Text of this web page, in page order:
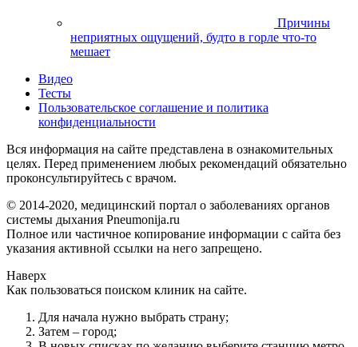
Причины
неприятных ощущений, будто в горле что-то
мешает
Видео
Тесты
Пользовательское соглашение и политика
конфиденциальности
Вся информация на сайте представлена в ознакомительных
целях. Перед применением любых рекомендаций обязательно
проконсультируйтесь с врачом.
© 2014-2020, медицинский портал о заболеваниях органов
системы дыхания Pneumonija.ru
Полное или частичное копирование информации с сайта без
указания активной ссылки на него запрещено.
Наверх
Как пользоваться поиском клиник на сайте.
Для начала нужно выбрать страну;
Затем – город;